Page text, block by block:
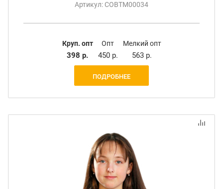
Артикул: СОВТМ00034
Круп. опт
398 р.
Опт
450 р.
Мелкий опт
563 р.
ПОДРОБНЕЕ